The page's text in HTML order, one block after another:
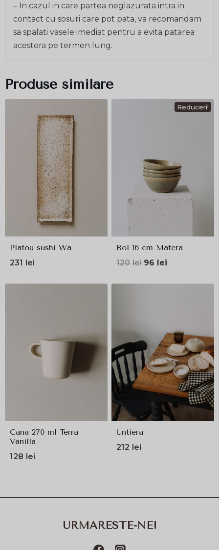
– In cazul in care partea neglazurata intra in
contact cu sosuri care pot pata, va recomandam
sa spalati vasele imediat pentru a evita patarea
acestora pe termen lung.
Produse similare
Platou sushi Wa
231 lei
Reduceri!
Bol 16 cm Matera
120 lei Prețul
96 lei
Cana 270 ml Terra
Vanilla
128 lei
Untiera
212 lei
URMARESTE-NE!